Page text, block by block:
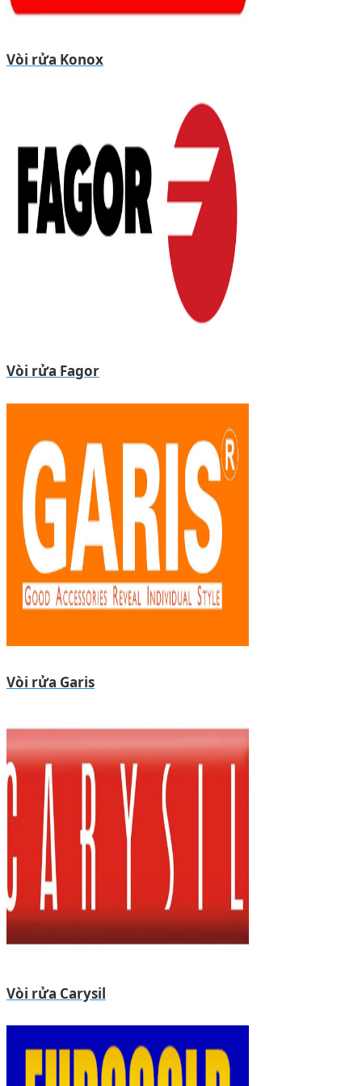
Vòi rửa Konox
Vòi rửa Fagor
Vòi rửa Garis
Vòi rửa Carysil